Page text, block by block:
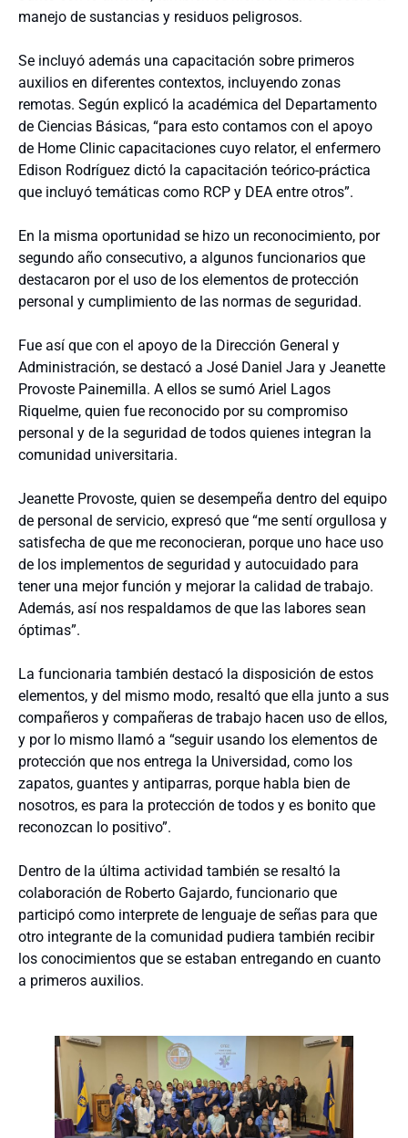
manejo de sustancias y residuos peligrosos.
Se incluyó además una capacitación sobre primeros
auxilios en diferentes contextos, incluyendo zonas
remotas. Según explicó la académica del Departamento
de Ciencias Básicas, “para esto contamos con el apoyo
de Home Clinic capacitaciones cuyo relator, el enfermero
Edison Rodríguez dictó la capacitación teórico-práctica
que incluyó temáticas como RCP y DEA entre otros”.
En la misma oportunidad se hizo un reconocimiento, por
segundo año consecutivo, a algunos funcionarios que
destacaron por el uso de los elementos de protección
personal y cumplimiento de las normas de seguridad.
Fue así que con el apoyo de la Dirección General y
Administración, se destacó a José Daniel Jara y Jeanette
Provoste Painemilla. A ellos se sumó Ariel Lagos
Riquelme, quien fue reconocido por su compromiso
personal y de la seguridad de todos quienes integran la
comunidad universitaria.
Jeanette Provoste, quien se desempeña dentro del equipo
de personal de servicio, expresó que “me sentí orgullosa y
satisfecha de que me reconocieran, porque uno hace uso
de los implementos de seguridad y autocuidado para
tener una mejor función y mejorar la calidad de trabajo.
Además, así nos respaldamos de que las labores sean
óptimas”.
La funcionaria también destacó la disposición de estos
elementos, y del mismo modo, resaltó que ella junto a sus
compañeros y compañeras de trabajo hacen uso de ellos,
y por lo mismo llamó a “seguir usando los elementos de
protección que nos entrega la Universidad, como los
zapatos, guantes y antiparras, porque habla bien de
nosotros, es para la protección de todos y es bonito que
reconozcan lo positivo”.
Dentro de la última actividad también se resaltó la
colaboración de Roberto Gajardo, funcionario que
participó como interprete de lenguaje de señas para que
otro integrante de la comunidad pudiera también recibir
los conocimientos que se estaban entregando en cuanto
a primeros auxilios.